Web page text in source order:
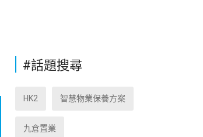
#話題搜尋
HK2 智慧物業保養方案
九倉置業